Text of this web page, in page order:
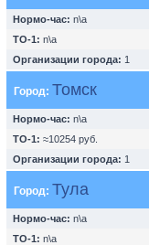
Нормо-час: n\a
ТО-1: n\a
Организации города: 1
Город: Томск
Нормо-час: n\a
ТО-1: ≈10254 руб.
Организации города: 1
Город: Тула
Нормо-час: n\a
ТО-1: n\a